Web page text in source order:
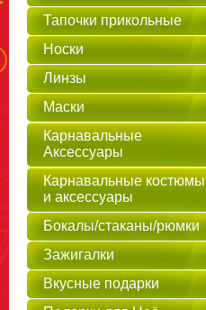
Тапочки прикольные
Носки
Линзы
Маски
Карнавальные
Аксессуары
Карнавальные костюмы
и аксессуары
Бокалы/стаканы/рюмки
Зажигалки
Вкусные подарки